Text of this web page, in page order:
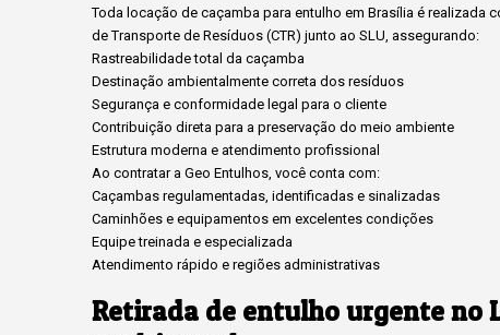
Toda locação de caçamba para entulho em Brasília é realizada
de Transporte de Resíduos (CTR) junto ao SLU, assegurando:
Rastreabilidade total da caçamba
Destinação ambientalmente correta dos resíduos
Segurança e conformidade legal para o cliente
Contribuição direta para a preservação do meio ambiente
Estrutura moderna e atendimento profissional
Ao contratar a Geo Entulhos, você conta com:
Caçambas regulamentadas, identificadas e sinalizadas
Caminhões e equipamentos em excelentes condições
Equipe treinada e especializada
Atendimento rápido e regiões administrativas
Retirada de entulho urgente no